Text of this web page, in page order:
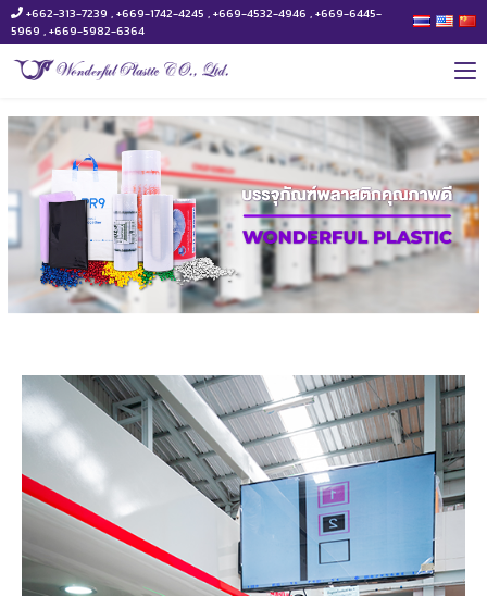
+662-313-7239 , +669-1742-4245 , +669-4532-4946 , +669-6445-
5969 , +669-5982-6364